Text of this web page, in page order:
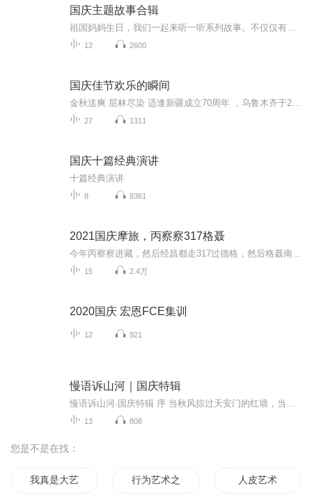
国庆主题故事合辑
12 2600
国庆佳节欢乐的瞬间
27 1311
国庆十篇经典演讲
十篇经典演讲
8 8361
2021国庆摩旅，丙察察317格聂
15 2.4万
2020国庆 宏恩FCE集训
12 921
慢语诉山河｜国庆特辑
13 808
您是不是在找：
我真是大艺术家 行为艺术之艺术人生 人皮艺术